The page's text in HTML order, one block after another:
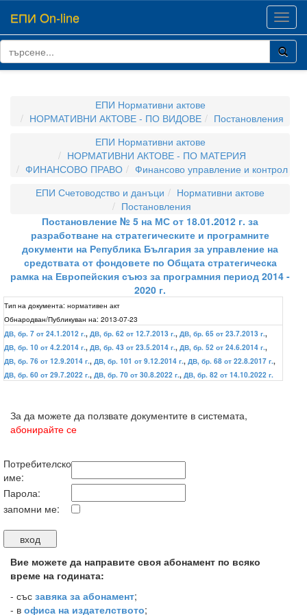
ЕПИ On-line
ЕПИ Нормативни актове
НОРМАТИВНИ АКТОВЕ - ПО ВИДОВЕ
Постановления
ЕПИ Нормативни актове
НОРМАТИВНИ АКТОВЕ - ПО МАТЕРИЯ
ФИНАНСОВО ПРАВО
Финансово управление и контрол
ЕПИ Счетоводство и данъци
Нормативни актове
Постановления
Постановление № 5 на МС от 18.01.2012 г. за
разработване на стратегическите и програмните
документи на Република България за управление на
средствата от фондовете по Общата стратегическа
рамка на Европейския съюз за програмния период 2014 -
2020 г.
Тип на документа: нормативен акт
Обнародван/Публикуван на: 2013-07-23
ДВ, бр. 7 от 24.1.2012 г., ДВ, бр. 62 от 12.7.2013 г., ДВ, бр. 65 от 23.7.2013 г.,
ДВ, бр. 10 от 4.2.2014 г., ДВ, бр. 43 от 23.5.2014 г., ДВ, бр. 52 от 24.6.2014 г.,
ДВ, бр. 76 от 12.9.2014 г., ДВ, бр. 101 от 9.12.2014 г., ДВ, бр. 68 от 22.8.2017 г.,
ДВ, бр. 60 от 29.7.2022 г., ДВ, бр. 70 от 30.8.2022 г., ДВ, бр. 82 от 14.10.2022 г.
За да можете да ползвате документите в системата,
абонирайте се
Потребителско
име:
Парола:
запомни ме:
Вие можете да направите своя абонамент по всяко
време на годината:
- със завяка за абонамент;
- в офиса на издателството;